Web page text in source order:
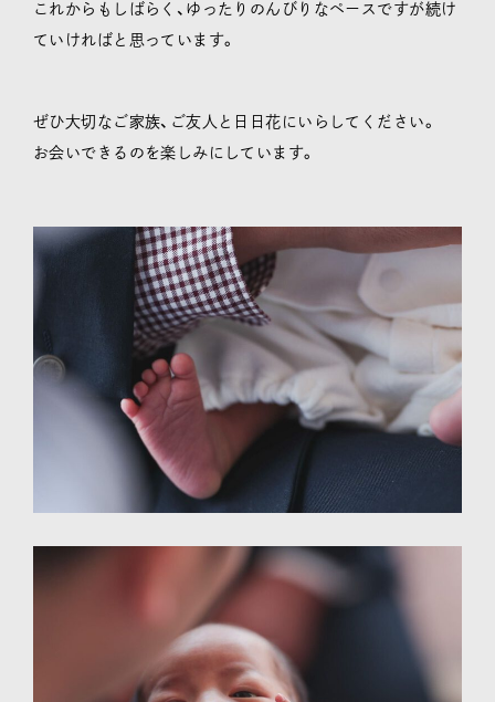
これからもしばらく、ゆったりのんびりなペースですが続け
ていければと思っています。
ぜひ大切なご家族、ご友人と日日花にいらしてください。
お会いできるのを楽しみにしています。